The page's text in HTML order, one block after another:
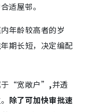
适屋邨。
年龄较高者的岁
期长短，决定编配
“宽敞户” ,并透
除了可加快审批速